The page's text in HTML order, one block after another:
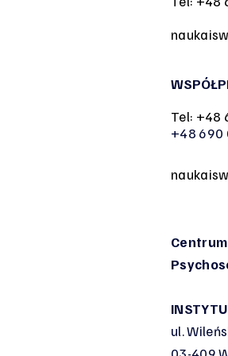
Tel: +48
+48 690
ul.